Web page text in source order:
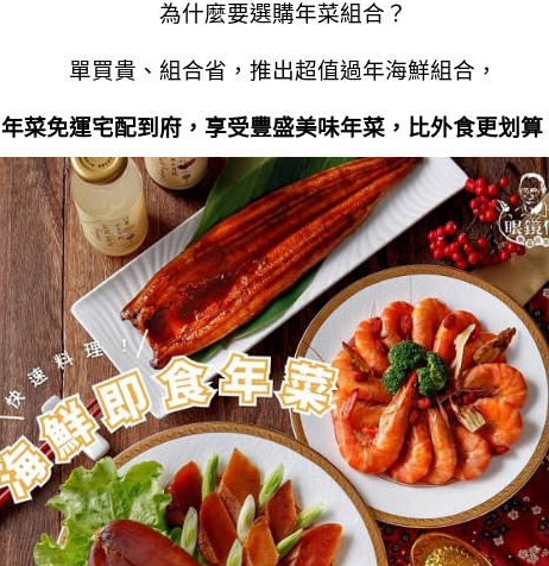
為什麼要選購年菜組合？
單買貴、組合省，推出超值過年海鮮組合，
年菜免運宅配到府， 享受豐盛美味年菜，比外食更划算